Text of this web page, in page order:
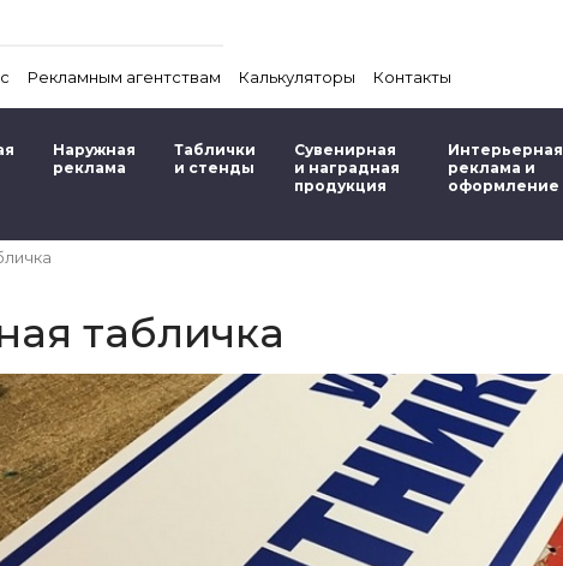
Рекламным агентствам Калькуляторы Контакты
Наружная
реклама
Таблички
и стенды
Сувенирная
и наградная
продукция
Интерьерная
реклама и
оформление
табличка